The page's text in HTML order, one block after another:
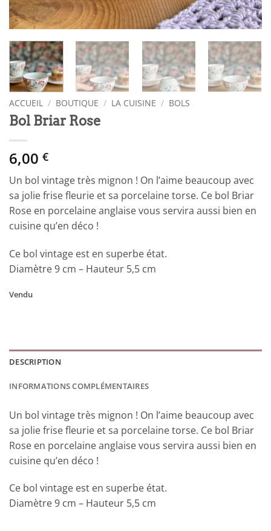
ACCUEIL / BOUTIQUE / LA CUISINE / BOLS
Bol Briar Rose
6,00 €
Un bol vintage très mignon ! On l’aime beaucoup avec
sa jolie frise fleurie et sa porcelaine torse. Ce bol Briar
Rose en porcelaine anglaise vous servira aussi bien en
cuisine qu’en déco !
Ce bol vintage est en superbe état.
Diamètre 9 cm – Hauteur 5,5 cm
Vendu
DESCRIPTION
INFORMATIONS COMPLÉMENTAIRES
Un bol vintage très mignon ! On l’aime beaucoup avec
sa jolie frise fleurie et sa porcelaine torse. Ce bol Briar
Rose en porcelaine anglaise vous servira aussi bien en
cuisine qu’en déco !
Ce bol vintage est en superbe état.
Diamètre 9 cm – Hauteur 5,5 cm